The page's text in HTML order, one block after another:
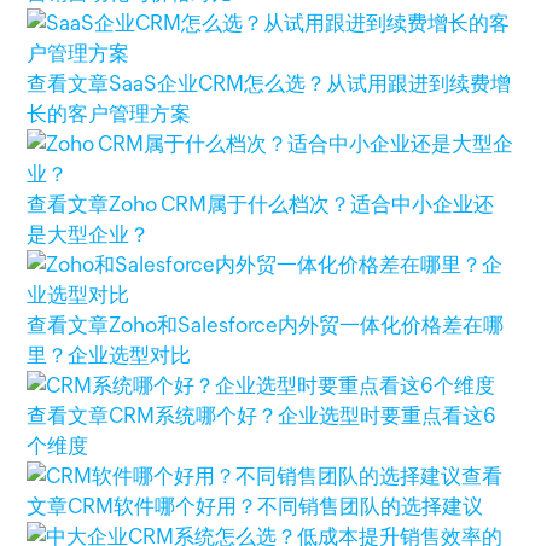
查看文章SaaS企业CRM怎么选？从试用跟进到续费增
长的客户管理方案
查看文章Zoho CRM属于什么档次？适合中小企业还
是大型企业？
查看文章Zoho和Salesforce内外贸一体化价格差在哪
里？企业选型对比
查看文章CRM系统哪个好？企业选型时要重点看这6
个维度
查看
文章CRM软件哪个好用？不同销售团队的选择建议